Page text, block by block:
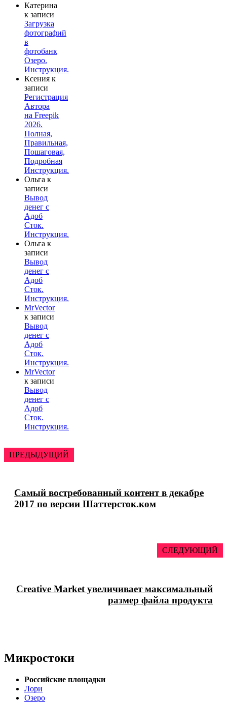
Катерина
к записи
Загрузка
фотографий
в
фотобанк
Озеро.
Инструкция.
Ксения к
записи
Регистрация
Автора
на Freepik
2026.
Полная,
Правильная,
Пошаговая,
Подробная
Инструкция.
Ольга к
записи
Вывод
денег с
Адоб
Сток.
Инструкция.
Ольга к
записи
Вывод
денег с
Адоб
Сток.
Инструкция.
MrVector
к записи
Вывод
денег с
Адоб
Сток.
Инструкция.
MrVector
к записи
Вывод
денег с
Адоб
Сток.
Инструкция.
ПРЕДЫДУЩИЙ
Самый востребованный контент в декабре
2017 по версии Шаттерсток.ком
СЛЕДУЮЩИЙ
Creative Market увеличивает максимальный
размер файла продукта
Микростоки
Российские площадки
Лори
Озеро